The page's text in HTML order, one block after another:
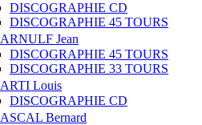
DISCOGRAPHIE CD
DISCOGRAPHIE 45 TOURS
ARNULF Jean
DISCOGRAPHIE 45 TOURS
DISCOGRAPHIE 33 TOURS
ARTI Louis
DISCOGRAPHIE CD
ASCAL Bernard